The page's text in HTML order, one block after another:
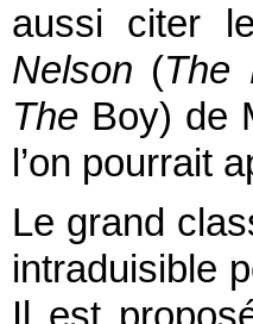
aussi citer
Nelson (The
The Boy) de
l’on pourrait
Le grand
intraduisible